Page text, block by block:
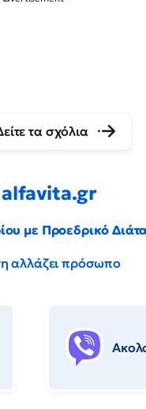
τα σχόλια
alfavita.gr
με Προεδρικό
αλλάζει πρόσωπο